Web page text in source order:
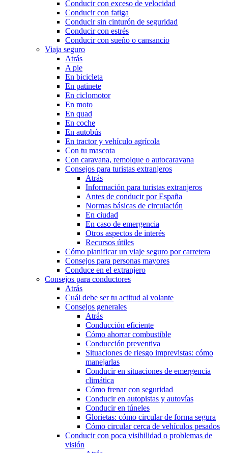
Conducir con exceso de velocidad
Conducir con fatiga
Conducir sin cinturón de seguridad
Conducir con estrés
Conducir con sueño o cansancio
Viaja seguro
Atrás
A pie
En bicicleta
En patinete
En ciclomotor
En moto
En quad
En coche
En autobús
En tractor y vehículo agrícola
Con tu mascota
Con caravana, remolque o autocaravana
Consejos para turistas extranjeros
Atrás
Información para turistas extranjeros
Antes de conducir por España
Normas básicas de circulación
En ciudad
En caso de emergencia
Otros aspectos de interés
Recursos útiles
Cómo planificar un viaje seguro por carretera
Consejos para personas mayores
Conduce en el extranjero
Consejos para conductores
Atrás
Cuál debe ser tu actitud al volante
Consejos generales
Atrás
Conducción eficiente
Cómo ahorrar combustible
Conducción preventiva
Situaciones de riesgo imprevistas: cómo
manejarlas
Conducir en situaciones de emergencia
climática
Cómo frenar con seguridad
Conducir en autopistas y autovías
Conducir en túneles
Glorietas: cómo circular de forma segura
Cómo circular cerca de vehículos pesados
Conducir con poca visibilidad o problemas de
visión